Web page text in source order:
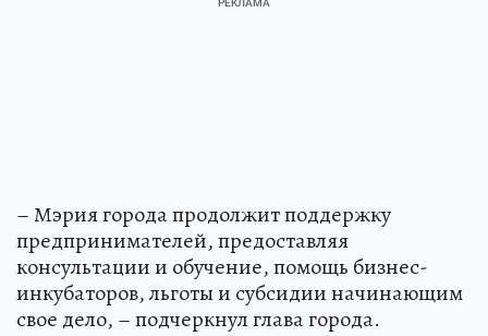
– Мэрия города продолжит поддержку
предпринимателей, предоставляя
консультации и обучение, помощь бизнес-
инкубаторов, льготы и субсидии начинающим
свое дело, – подчеркнул глава города.